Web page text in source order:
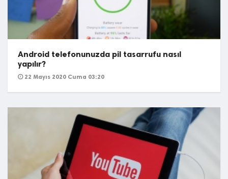
Android telefonunuzda pil tasarrufu nasıl
yapılır?
22 Mayıs 2020 Cuma 03:20